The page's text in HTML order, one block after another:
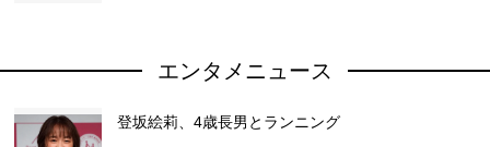
エンタメニュース
登坂絵莉、4歳長男とランニング